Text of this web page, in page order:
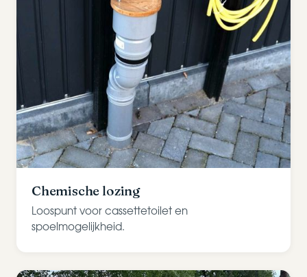
Chemische lozing
Loospunt voor cassettetoilet en
spoelmogelijkheid.